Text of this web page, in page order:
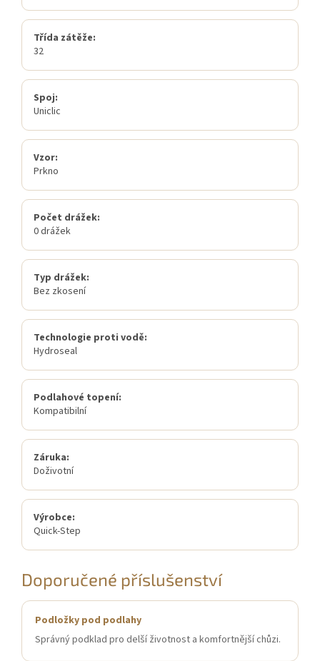
Třída zátěže:
32
Spoj:
Uniclic
Vzor:
Prkno
Počet drážek:
0 drážek
Typ drážek:
Bez zkosení
Technologie proti vodě:
Hydroseal
Podlahové topení:
Kompatibilní
Záruka:
Doživotní
Výrobce:
Quick-Step
Doporučené příslušenství
Podložky pod podlahy
Správný podklad pro delší životnost a komfortnější chůzi.